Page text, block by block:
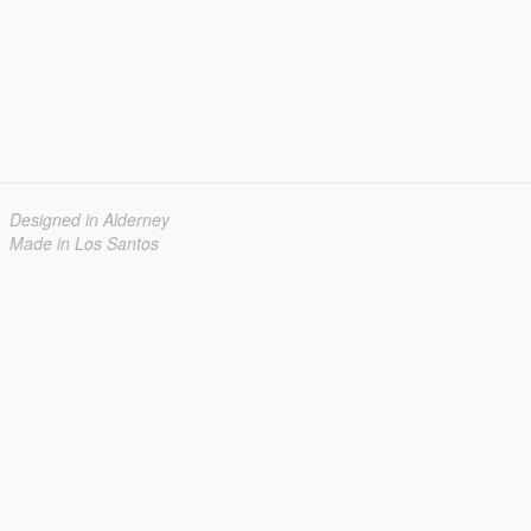
Designed in Alderney
Made in Los Santos